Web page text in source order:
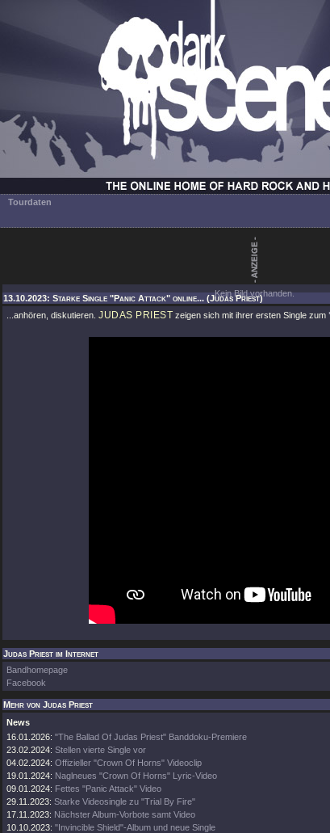
Tourdaten
Kein Bild vorhanden.
13.10.2023: Starke Single "Panic Attack" online... (Judas Priest)
...anhören, diskutieren. JUDAS PRIEST zeigen sich mit ihrer ersten Single zum
Judas Priest im Internet
Bandhomepage
Facebook
Mehr von Judas Priest
News
16.01.2026: "The Ballad Of Judas Priest" Banddoku-Premiere
23.02.2024: Stellen vierte Single vor
04.02.2024: Offizieller "Crown Of Horns" Videoclip
19.01.2024: Naglneues "Crown Of Horns" Lyric-Video
09.01.2024: Fettes "Panic Attack" Video
29.11.2023: Starke Videosingle zu "Trial By Fire"
17.11.2023: Nächster Album-Vorbote samt Video
10.10.2023: "Invincible Shield"-Album und neue Single